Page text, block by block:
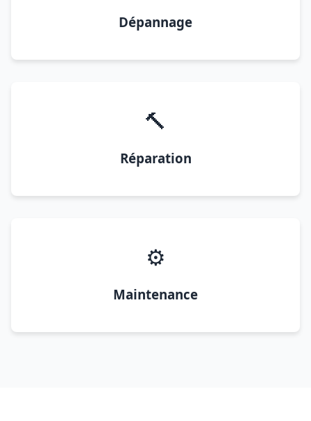
Dépannage
🔨
Réparation
⚙️
Maintenance